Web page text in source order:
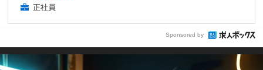
正社員
Sponsored by